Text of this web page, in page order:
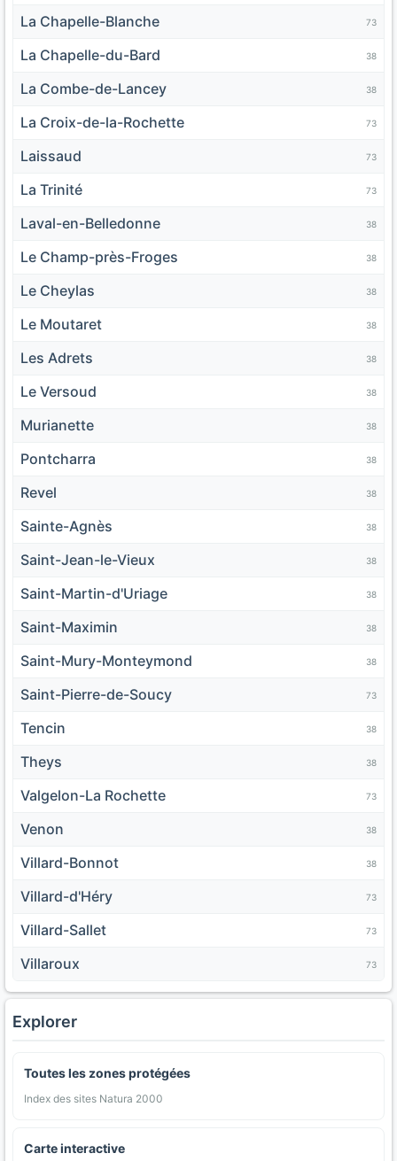
La Chapelle-Blanche 73
La Chapelle-du-Bard 38
La Combe-de-Lancey 38
La Croix-de-la-Rochette 73
Laissaud 73
La Trinité 73
Laval-en-Belledonne 38
Le Champ-près-Froges 38
Le Cheylas 38
Le Moutaret 38
Les Adrets 38
Le Versoud 38
Murianette 38
Pontcharra 38
Revel 38
Sainte-Agnès 38
Saint-Jean-le-Vieux 38
Saint-Martin-d'Uriage 38
Saint-Maximin 38
Saint-Mury-Monteymond 38
Saint-Pierre-de-Soucy 73
Tencin 38
Theys 38
Valgelon-La Rochette 73
Venon 38
Villard-Bonnot 38
Villard-d'Héry 73
Villard-Sallet 73
Villaroux 73
Explorer
Toutes les zones protégées
Index des sites Natura 2000
Carte interactive